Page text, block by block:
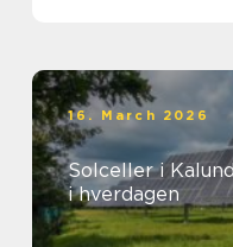
16. March 2026
Solceller i
i hverdagen